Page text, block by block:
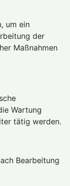
um ein
der
Maßnahmen
Wartung
tätig werden.
Bearbeitung